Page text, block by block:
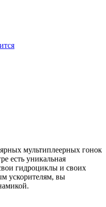
мультиплеерных гонок
есть уникальная
гидроциклы и своих
ускорителям, вы